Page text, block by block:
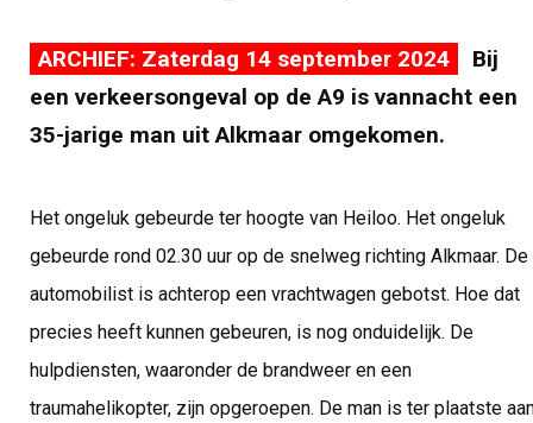
ARCHIEF: Zaterdag 14 september 2024
Bij
een verkeersongeval op de A9 is vannacht een
35-jarige man uit Alkmaar omgekomen.
Het ongeluk gebeurde ter hoogte van Heiloo. Het ongeluk
gebeurde rond 02.30 uur op de snelweg richting Alkmaar. De
automobilist is achterop een vrachtwagen gebotst. Hoe dat
precies heeft kunnen gebeuren, is nog onduidelijk. De
hulpdiensten, waaronder de brandweer en een
traumahelikopter, zijn opgeroepen. De man is ter plaatste